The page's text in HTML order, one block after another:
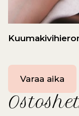
Varaa aika